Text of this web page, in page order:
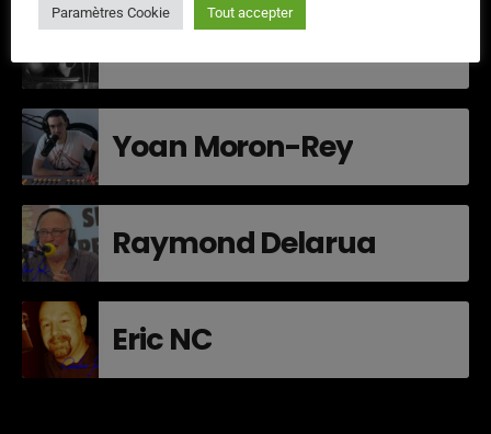
Yoan Moron-Rey
Raymond Delarua
Eric NC
Paramètres Cookie Tout accepter